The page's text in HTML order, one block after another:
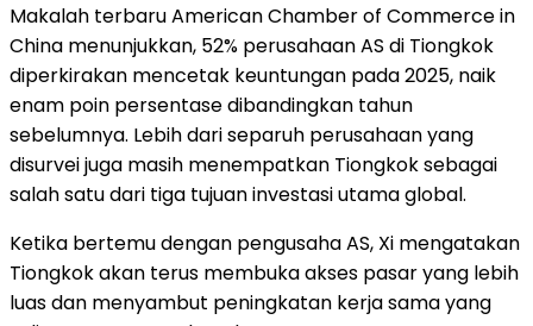
Makalah terbaru American Chamber of Commerce in
China menunjukkan, 52% perusahaan AS di Tiongkok
diperkirakan mencetak keuntungan pada 2025, naik
enam poin persentase dibandingkan tahun
sebelumnya. Lebih dari separuh perusahaan yang
disurvei juga masih menempatkan Tiongkok sebagai
salah satu dari tiga tujuan investasi utama global.
Ketika bertemu dengan pengusaha AS, Xi mengatakan
Tiongkok akan terus membuka akses pasar yang lebih
luas dan menyambut peningkatan kerja sama yang